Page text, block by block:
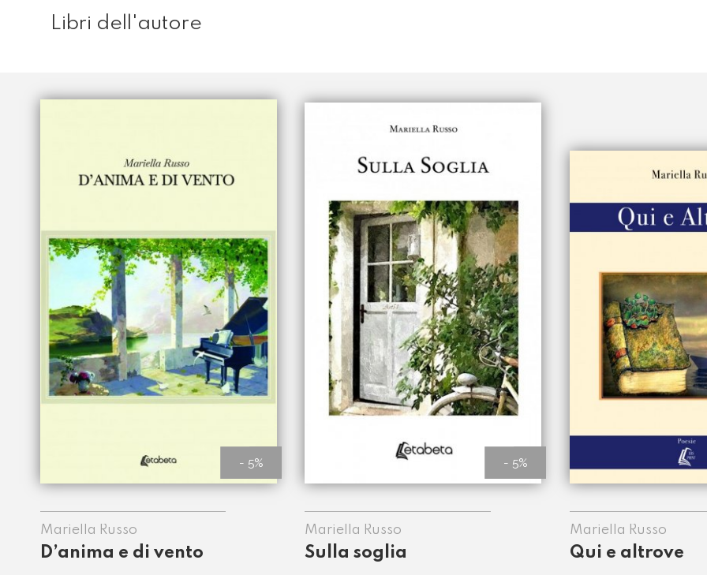
Libri dell'autore
- 5%
D’anima e di vento
Mariella Russo
- 5%
Sulla soglia
Mariella Russo
Qui e altrove
Mariella Russo